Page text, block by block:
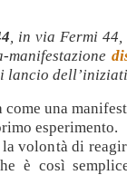
, in via Fermi 44,
manifestazione
lancio
una
esperimento.
volontà di
è così